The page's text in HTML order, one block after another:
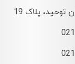
توحید، پلاک 19